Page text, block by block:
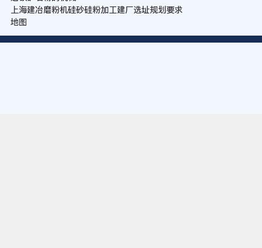
上海建冶磨粉机硅砂硅粉加工建厂选址规划要求
地图